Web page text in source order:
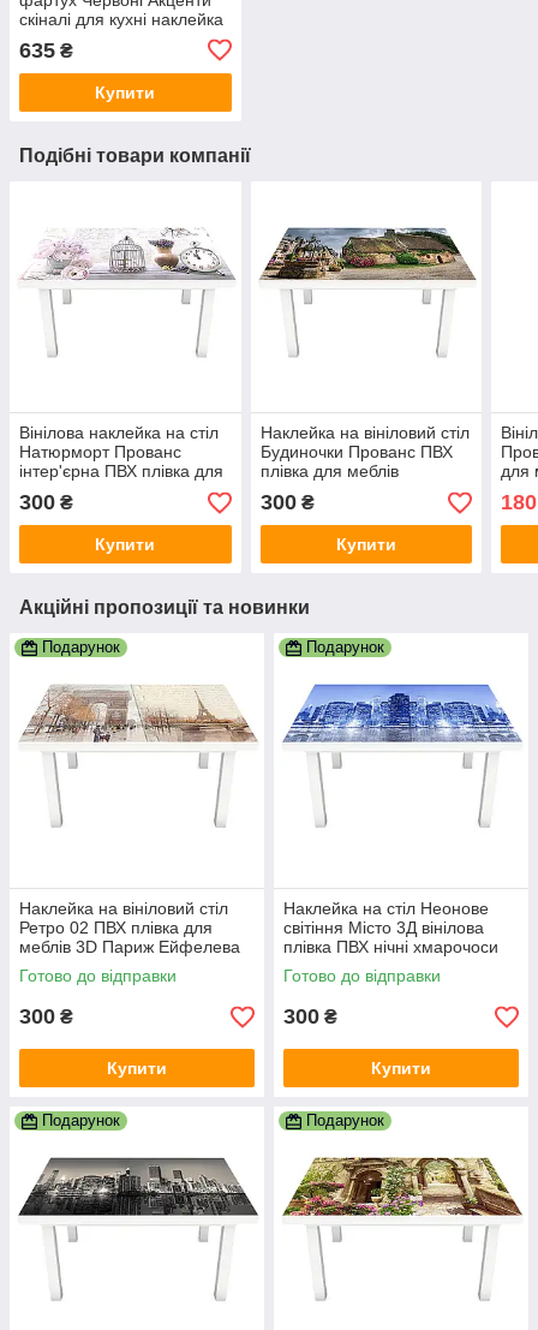
скіналі для кухні наклейка
600х2500 мм
635 ₴
Купити
Подібні товари компанії
Вінілова наклейка на стіл
Натюрморт Прованс
інтер'єрна ПВХ плівка для
меблів лаванда годинник
Сірий 600х1200 мм
300 ₴
Купити
Наклейка на вініловий стіл
Будиночки Прованс ПВХ
плівка для меблів
інтер'єрна 3D ретро
коричневий 600х1200 мм
300₴
Купити
для
180
Акційні пропозиції та новинки
Подарунок
Наклейка на вініловий стіл
Ретро 02 ПВХ плівка для
меблів 3D Париж Ейфелева
вежа беж 600х1200 мм
Готово до відправки
300 ₴
Купити
Подарунок
Наклейка на стіл Неонове
світіння Місто 3Д вінілова
плівка ПВХ нічні хмарочоси
Синій 600х1200 мм
Готово до відправки
300 ₴
Купити
Подарунок Подарунок